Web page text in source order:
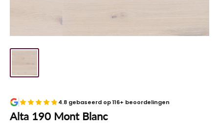
4.8 gebaseerd op 116+ beoordelingen
Alta 190 Mont Blanc